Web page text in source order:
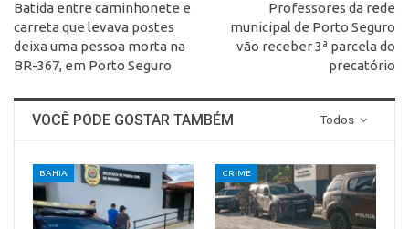
Batida entre caminhonete e
carreta que levava postes
deixa uma pessoa morta na
BR-367, em Porto Seguro
Professores da rede
municipal de Porto Seguro
vão receber 3ª parcela do
precatório
Todos
VOCÊ PODE GOSTAR TAMBÉM
BAHIA CRIME